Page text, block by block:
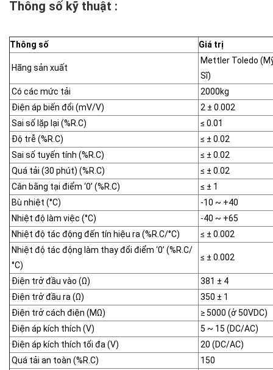
Thông số kỹ thuật :
Thông số Giá trị
Hãng sản xuất
Mettler Toledo
Sĩ)
Có các mức tải
2000kg
Điện áp biến đổi (mV/V)
2 ± 0.002
Sai số lặp lại (%R.C)
≤ 0.01
Độ trễ (%R.C)
≤ ± 0.02
Sai số tuyến tính (%R.C)
≤ ± 0.02
Quá tải (30 phút) (%R.C)
≤ ± 0.02
Cân bằng tại điểm ‘0’ (%R.C)
≤ ± 1
Bù nhiệt (°C)
-10 ~ +40
Nhiệt độ làm việc (°C)
-40 ~ +65
Nhiệt độ tác động đến tín hiệu ra (%R.C/°C)
≤ ± 0.002
Nhiệt độ tác động làm thay đổi điểm ‘0’ (%R.C/
°C)
≤ ± 0.002
Điện trở đầu vào (Ω)
381 ± 4
Điện trở đầu ra (Ω)
350 ± 1
Điện trở cách điện (MΩ)
≥ 5000 (ở 50VDC)
Điện áp kích thích (V)
5 ~ 15 (DC/AC)
Điện áp kích thích tối đa (V)
20 (DC/AC)
Quá tải an toàn (%R.C)
150